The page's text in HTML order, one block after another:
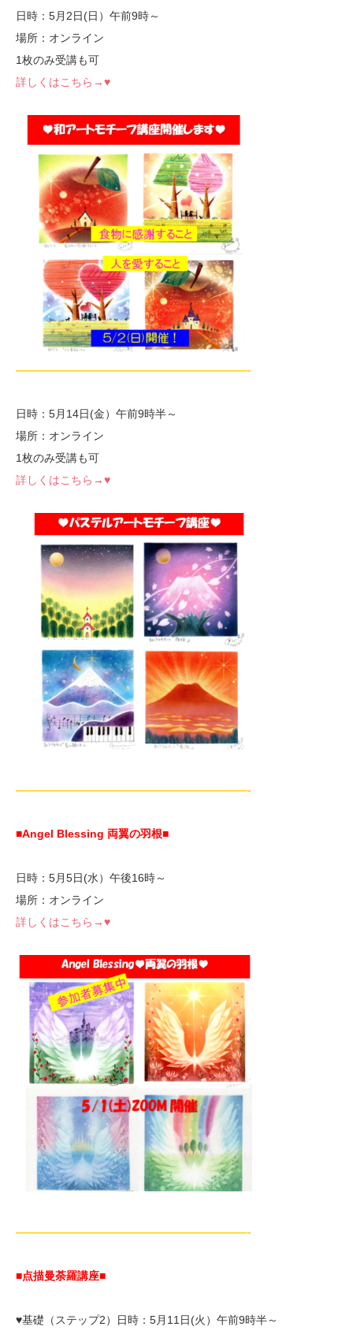
日時：5月2日(日）午前9時～
場所：オンライン
1枚のみ受講も可
詳しくはこちら→♥
—————————————————————-
日時：5月14日(金）午前9時半～
場所：オンライン
1枚のみ受講も可
詳しくはこちら→♥
—————————————————————-
■Angel Blessing 両翼の羽根■
日時：5月5日(水）午後16時～
場所：オンライン
詳しくはこちら→♥
—————————————————————-
■点描曼荼羅講座■
♥基礎（ステップ2）日時：5月11日(火）午前9時半～